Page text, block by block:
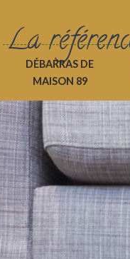
LaDÉBARRAS DE
MAISON 89